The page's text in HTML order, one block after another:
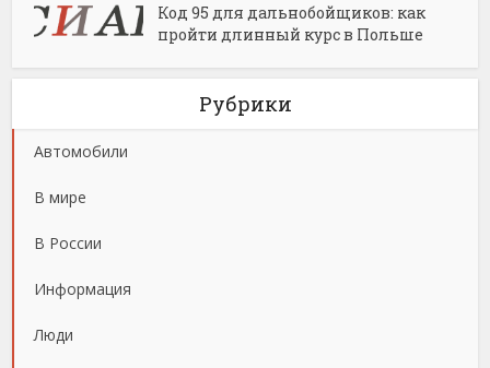
Код 95 для дальнобойщиков: как
пройти длинный курс в Польше
Рубрики
Автомобили
В мире
В России
Информация
Люди